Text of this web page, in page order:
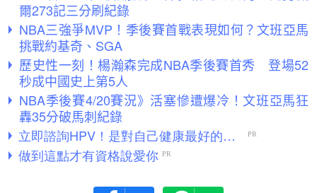
爾273記三分刷紀錄
NBA三強爭MVP！季後賽首戰表現如何？文班亞馬
挑戰約基奇、SGA
歷史性一刻！楊瀚森完成NBA季後賽首秀 登場52
秒成中國史上第5人
NBA季後賽4/20賽況》活塞慘遭爆冷！文班亞馬狂
轟35分破馬刺紀錄